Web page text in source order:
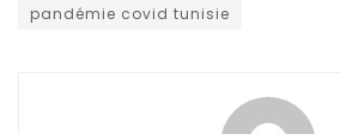
pandémie covid tunisie